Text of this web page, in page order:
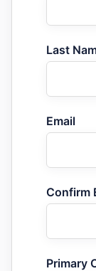
Last
Email
Confirm
Primary